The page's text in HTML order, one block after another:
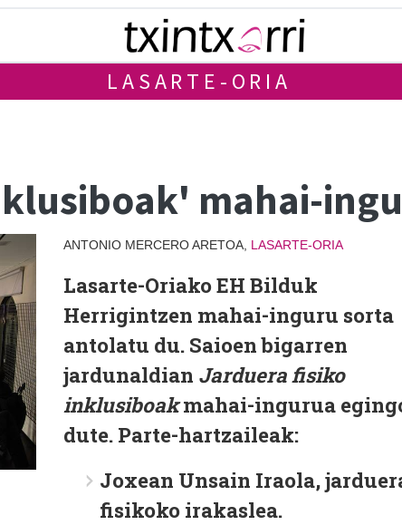
LASARTE-ORIA
mahai-
ANTONIO MERCERO ARETOA, LASARTE-ORIA
Lasarte-Oriako EH Bilduk
Herrigintzen mahai-inguru sorta
antolatu du. Saioen bigarren
jardunaldian Jarduera fisiko
inklusiboakmahai-ingurua
dute. Parte-hartzaileak:
Joxean Unsain Iraola,
fisikoko irakaslea.